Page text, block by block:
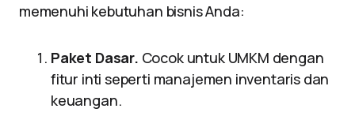
memenuhi kebutuhan bisnis Anda:
Paket Dasar. Cocok untuk UMKM dengan
fitur inti seperti manajemen inventaris dan
keuangan.